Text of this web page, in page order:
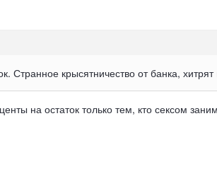
Странное крысятничество от банка,
на остаток только тем, кто сексом